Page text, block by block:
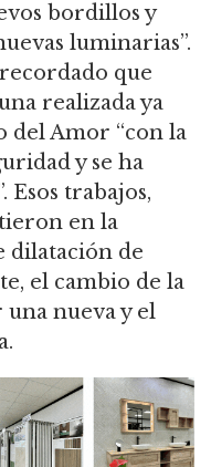
bordillos y
luminarias”.
que
realizada ya
del Amor “con la
y se ha
Esos trabajos,
en la
dilatación de
el cambio de la
nueva y el